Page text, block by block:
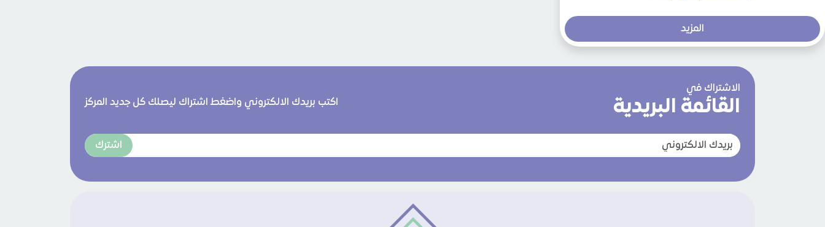
المزيد
الاشتراك في
القائمة البريدية اكتب بريدك الالكتروني واضغط اشتراك ليصلك كل جديد المركز
اشترك